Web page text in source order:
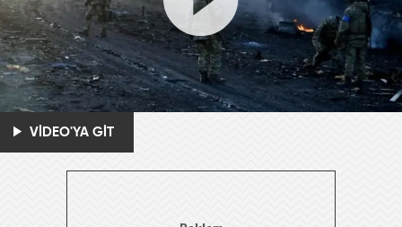
VİDEO'YA GİT